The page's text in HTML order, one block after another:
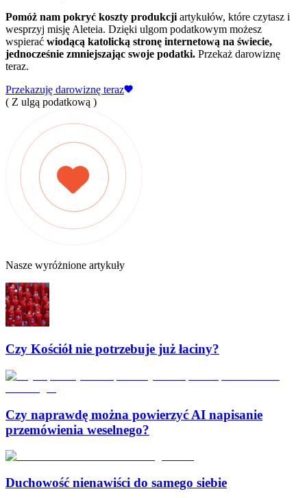
Pomóż nam pokryć koszty produkcji artykułów, które czytasz i
wesprzyj misję Aleteia. Dzięki ulgom podatkowym możesz
wspierać wiodącą katolicką stronę internetową na świecie,
jednocześnie zmniejszając swoje podatki. Przekaż darowiznę
teraz.
Przekazuję darowiznę teraz
( Z ulgą podatkową )
Nasze wyróżnione artykuły
Czy Kościół nie potrzebuje już łaciny?
Czy naprawdę można powierzyć AI napisanie
przemówienia weselnego?
Duchowość nienawiści do samego siebie